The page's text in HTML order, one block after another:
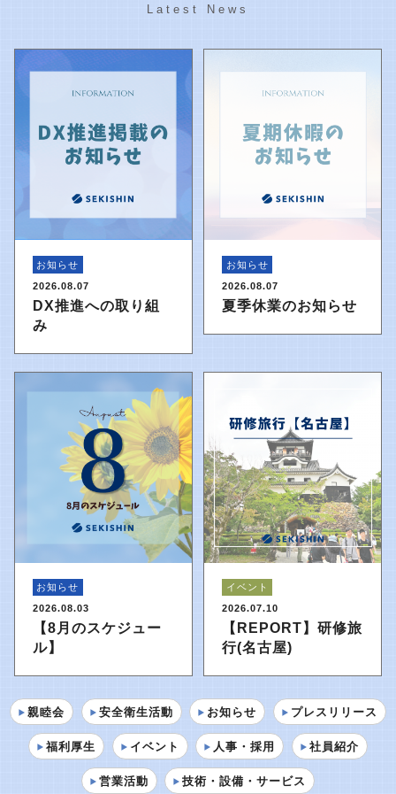
Latest News
お知らせ
2026.08.07
DX推進への取り組
み
お知らせ
2026.08.07
夏季休業のお知らせ
お知らせ
2026.08.03
【8月のスケジュー
ル】
イベント
2026.07.10
【REPORT】研修旅
行(名古屋)
親睦会 安全衛生活動 お知らせ プレスリリース
福利厚生 イベント 人事・採用 社員紹介
営業活動 技術・設備・サービス